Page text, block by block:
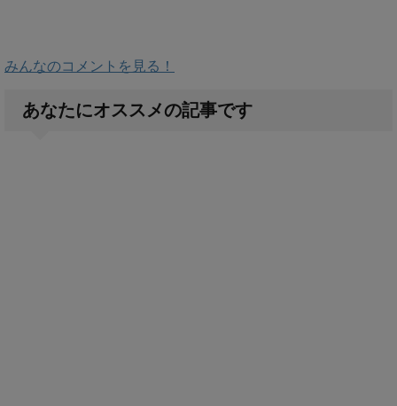
みんなのコメントを見る！
あなたにオススメの記事です